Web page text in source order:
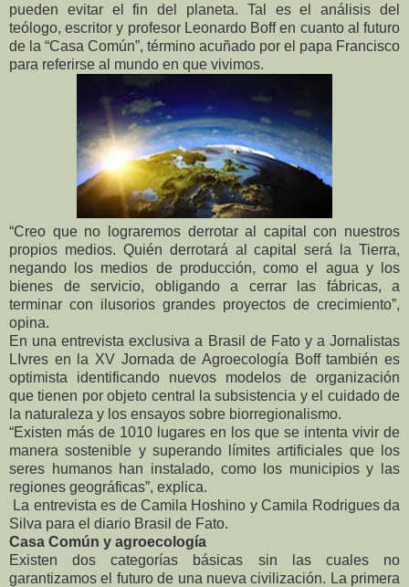
pueden evitar el fin del planeta. Tal es el análisis del
teólogo, escritor y profesor Leonardo Boff en cuanto al futuro
de la “Casa Común”, término acuñado por el papa Francisco
para referirse al mundo en que vivimos.
“Creo que no lograremos derrotar al capital con nuestros
propios medios. Quién derrotará al capital será la Tierra,
negando los medios de producción, como el agua y los
bienes de servicio, obligando a cerrar las fábricas, a
terminar con ilusorios grandes proyectos de crecimiento”,
opina.
En una entrevista exclusiva a Brasil de Fato y a Jornalistas
LIvres en la XV Jornada de Agroecología Boff también es
optimista identificando nuevos modelos de organización
que tienen por objeto central la subsistencia y el cuidado de
la naturaleza y los ensayos sobre biorregionalismo.
“Existen más de 1010 lugares en los que se intenta vivir de
manera sostenible y superando límites artificiales que los
seres humanos han instalado, como los municipios y las
regiones geográficas”, explica.
La entrevista es de Camila Hoshino y Camila Rodrigues da
Silva para el diario Brasil de Fato.
Casa Común y agroecología
Existen dos categorías básicas sin las cuales no
garantizamos el futuro de una nueva civilización. La primera